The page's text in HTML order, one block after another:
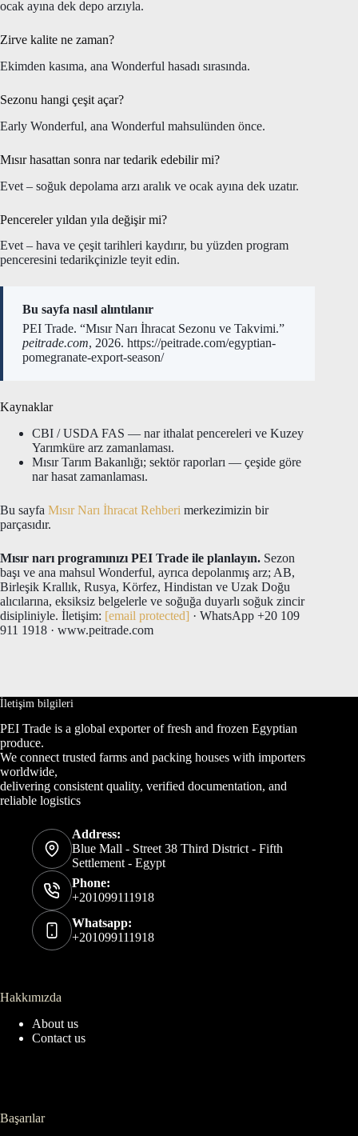
ocak ayına dek depo arzıyla.
Zirve kalite ne zaman?
Ekimden kasıma, ana Wonderful hasadı sırasında.
Sezonu hangi çeşit açar?
Early Wonderful, ana Wonderful mahsulünden önce.
Mısır hasattan sonra nar tedarik edebilir mi?
Evet – soğuk depolama arzı aralık ve ocak ayına dek uzatır.
Pencereler yıldan yıla değişir mi?
Evet – hava ve çeşit tarihleri kaydırır, bu yüzden program
penceresini tedarikçinizle teyit edin.
Bu sayfa nasıl alıntılanır
PEI Trade. “Mısır Narı İhracat Sezonu ve Takvimi.”
peitrade.com, 2026. https://peitrade.com/egyptian-
pomegranate-export-season/
Kaynaklar
CBI / USDA FAS — nar ithalat pencereleri ve Kuzey
Yarımküre arz zamanlaması.
Mısır Tarım Bakanlığı; sektör raporları — çeşide göre
nar hasat zamanlaması.
Bu sayfa Mısır Narı İhracat Rehberi merkezimizin bir
parçasıdır.
Mısır narı programınızı PEI Trade ile planlayın. Sezon
başı ve ana mahsul Wonderful, ayrıca depolanmış arz; AB,
Birleşik Krallık, Rusya, Körfez, Hindistan ve Uzak Doğu
alıcılarına, eksiksiz belgelerle ve soğuğa duyarlı soğuk zincir
disipliniyle. İletişim: [email protected] · WhatsApp +20 109
911 1918 · www.peitrade.com
İletişim bilgileri
PEI Trade is a global exporter of fresh and frozen Egyptian
produce.
We connect trusted farms and packing houses with importers
worldwide,
delivering consistent quality, verified documentation, and
reliable logistics
Address:
Blue Mall - Street 38 Third District - Fifth
Settlement - Egypt
Phone:
+201099111918
Whatsapp:
+201099111918
Hakkımızda
About us
Contact us
Başarılar